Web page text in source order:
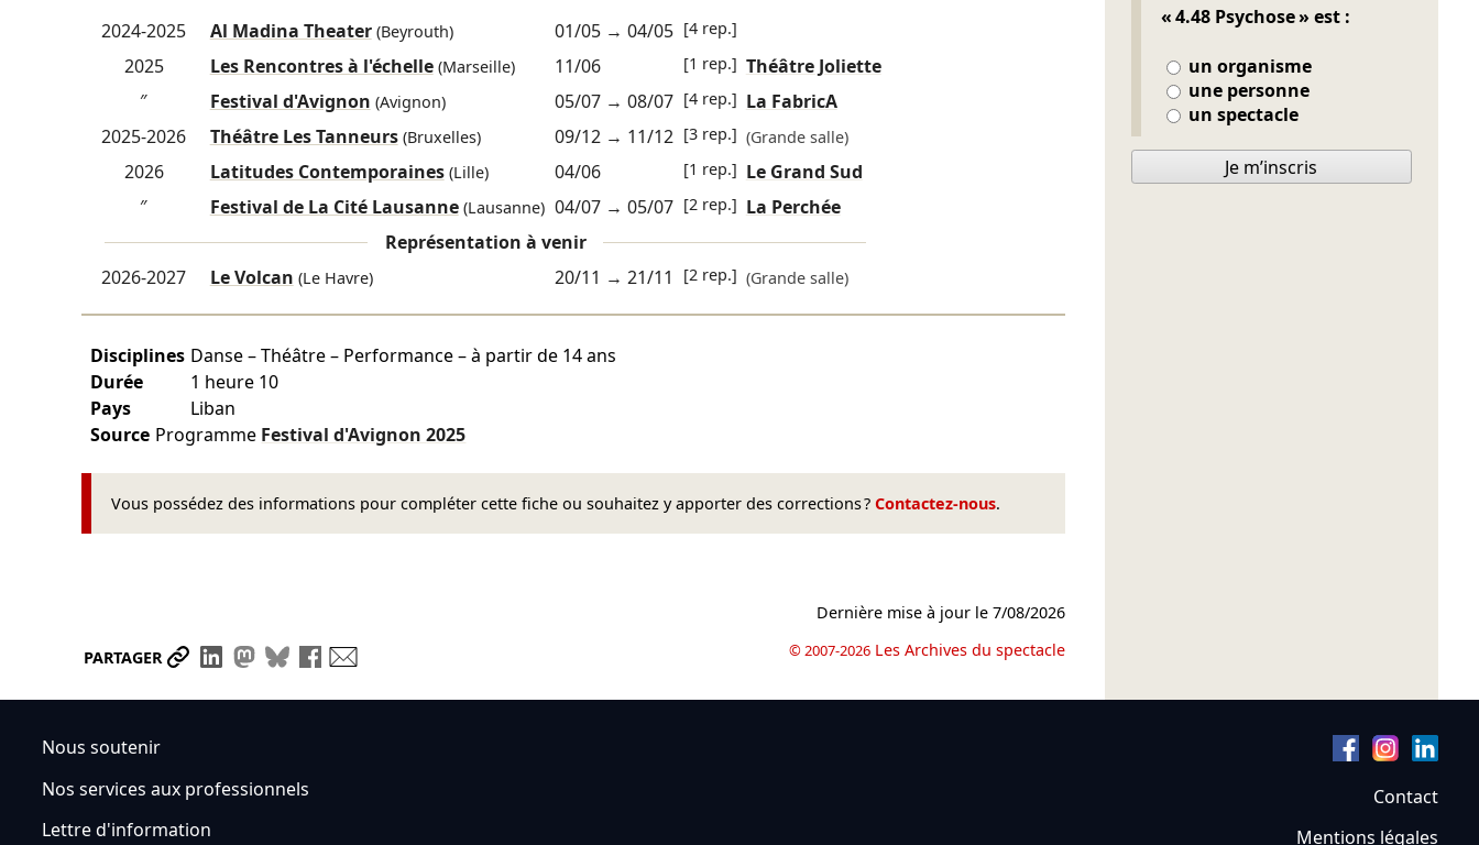
2024-2025 Al Madina Theater(Beyrouth) 01/05→ 04/05 [4 rep.]
2025 Les Rencontres à l'échelle(Marseille) 11/06 [1 rep.] Théâtre Joliette
″
Festival d'Avignon (Avignon) 05/07→ 08/07 [4 rep.] La FabricA
2025-2026
Théâtre Les Tanneurs(Bruxelles) 09/12→ 11/12 [3 rep.] (Grande salle)
2026 Latitudes Contemporaines(Lille) 04/06 [1 rep.] Le Grand Sud
″
Festival de La Cité Lausanne(Lausanne) 04/07→ 05/07 [2 rep.] La Perchée
Représentation à venir
2026-2027
Le Volcan (Le Havre) 20/11 → 21/11 [2 rep.] (Grande salle)
Disciplines Danse – Théâtre – Performance – à partir de 14 ans
Durée
1 heure 10
Pays
Liban
Source Programme Festival d'Avignon2025
Vous possédez des informations pour compléter cette fiche ou souhaitez y apporter des corrections ? Contactez-nous.
PARTAGER Partager le lien
Partager sur LinkedIn
Partager sur Mastodon
Partager sur Bluesky
Partager sur Facebook
Dernière mise à jour le7/08/2026
© 2007-2026 Les Archives du spectacle
« 4.48 Psychose » est :
un organisme
une personne
un spectacle
Je m’inscris
Nous soutenir
Nos services aux professionnels
Lettre d'information
Contact
Mentions légales